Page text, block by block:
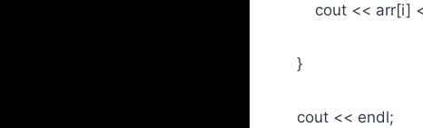
cout << arr[i]
}
cout << endl;